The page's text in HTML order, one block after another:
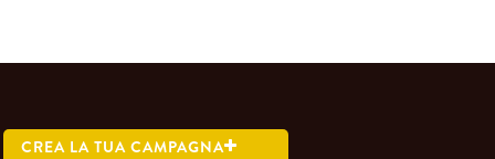
CREA LA TUA CAMPAGNA